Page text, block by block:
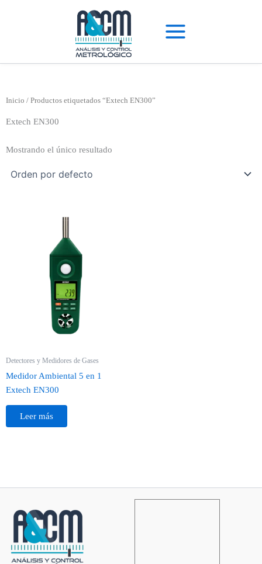
Inicio / Productos etiquetados “Extech EN300”
Extech EN300
Mostrando el único resultado
Detectores y Medidores de Gases
Medidor Ambiental 5 en 1
Extech EN300
Leer más